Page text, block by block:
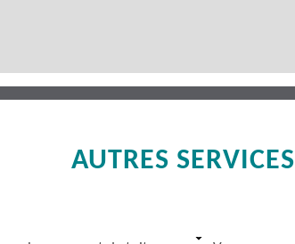
AUTRES SERVICES